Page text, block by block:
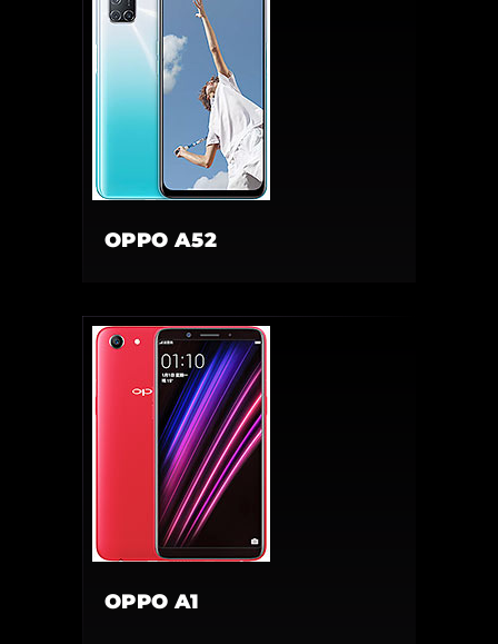
OPPO A52
OPPO A1